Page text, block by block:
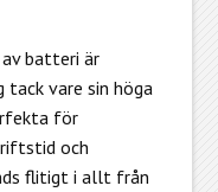
batteri är
tack vare sin höga
för
och
flitigt i allt från